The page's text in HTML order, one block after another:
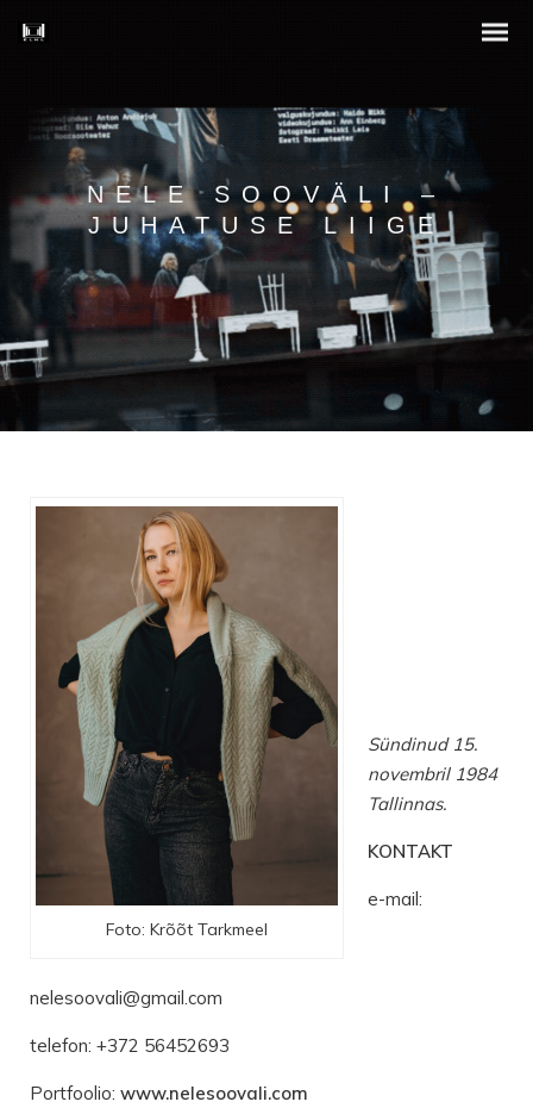
NELE SOOVÄLI –
JUHATUSE LIIGE
Foto: Krõõt Tarkmeel
Sündinud 15.
novembril 1984
Tallinnas.
KONTAKT
e-mail:
nelesoovali@gmail.com
telefon: +372 56452693
Portfoolio: www.nelesoovali.com